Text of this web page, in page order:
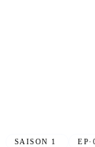
SAISON 1